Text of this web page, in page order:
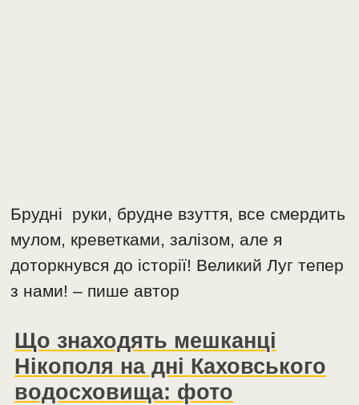
Брудні руки, брудне взуття, все смердить
мулом, креветками, залізом, але я
доторкнувся до історії! Великий Луг тепер
з нами! – пише автор
Що знаходять мешканці
Нікополя на дні Каховського
водосховища: фото